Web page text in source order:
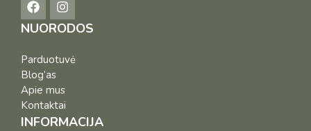
NUORODOS
Parduotuvė
Blog’as
Apie mus
Kontaktai
INFORMACIJA